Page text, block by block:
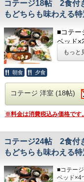
しており
必要なも
部屋着(
歯ブラシ
T字カミ
ヘアーブ
お茶
コテージ
☆☆お食
◆食物ア
ご希望の
朝食開始
ご希望の
コテージ18帖 2食付
もどちらも味わえる
■コテー
ベッド
ソファ
キッチ
ヘアド
■アメニ
フェイ
以下の
フロン
必要な
もっと
朝食 夕食
コテージ 洋室 (18帖)
※料金は消費税込み価格です。
コテージ24帖 2食付
もどちらも味わえる
■コテー
ベッド×4